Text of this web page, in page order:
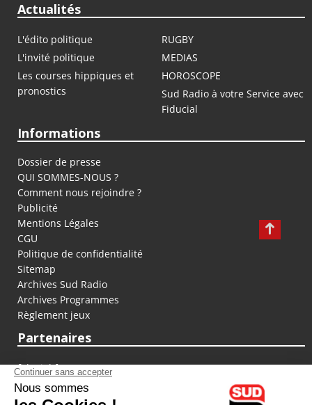
Actualités
L'édito politique
RUGBY
L'invité politique
MEDIAS
Les courses hippiques et
pronostics
HOROSCOPE
Sud Radio à votre Service avec
Fiducial
Informations
Dossier de presse
QUI SOMMES-NOUS ?
Comment nous rejoindre ?
Publicité
Mentions Légales
CGU
Politique de confidentialité
Sitemap
Archives Sud Radio
Archives Programmes
Règlement jeux
Partenaires
fiducial.fr
lyoncapitale.fr